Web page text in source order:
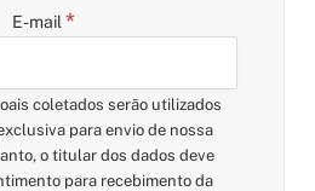
E-mail *
coletados serão utilizados
para envio de nossa
o titular dos dados deve
para recebimento da